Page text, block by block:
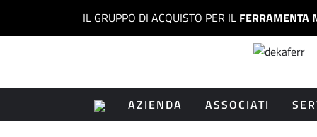
IL GRUPPO DI ACQUISTO PER IL FERRAMENTA
AZIENDA ASSOCIATI